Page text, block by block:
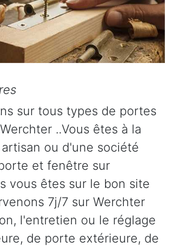
sur tous types de portes
..Vous êtes à la
ou d'une société
et fenêtre sur
vous êtes sur le bon site
7j/7 sur Werchter
l'entretien ou le réglage
de porte extérieure, de